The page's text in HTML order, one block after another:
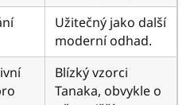
Užitečný jako další
moderní odhad.
Blízký vzorci
Tanaka, obvykle o